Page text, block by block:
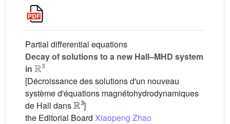
Partial differential equations
Decay of solutions to a new Hall–MHD system
in
R3
[Décroissance des solutions d'un nouveau
système d'équations magnétohydrodynamiques
de Hall dans
R3
]
the Editorial Board Xiaopeng Zhao